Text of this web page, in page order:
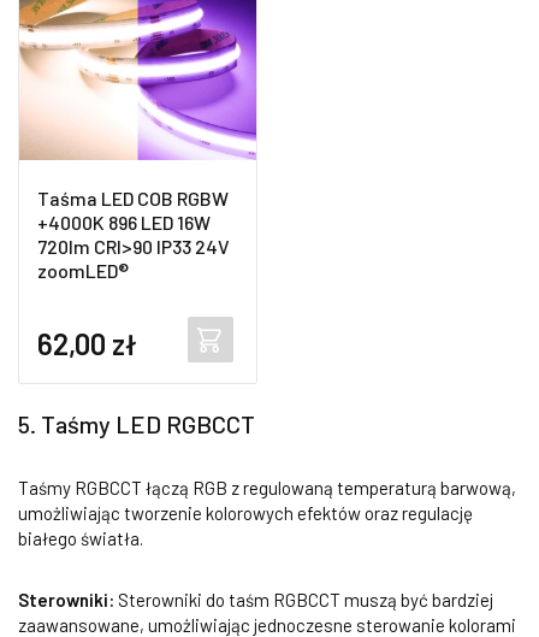
Taśma LED COB RGBW
+4000K 896 LED 16W
720lm CRI>90 IP33 24V
zoomLED®
62,00 zł
5. Taśmy LED RGBCCT
Taśmy RGBCCT łączą RGB z regulowaną temperaturą barwową,
umożliwiając tworzenie kolorowych efektów oraz regulację
białego światła.
Sterowniki: Sterowniki do taśm RGBCCT muszą być bardziej
zaawansowane, umożliwiając jednoczesne sterowanie kolorami